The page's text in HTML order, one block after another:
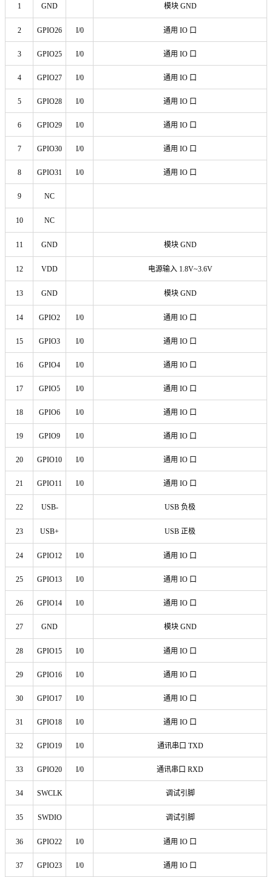
1 GND 模块 GND
2 GPIO26 I/0 通用 IO 口
3 GPIO25 I/0 通用 IO 口
4 GPIO27 I/0 通用 IO 口
5 GPIO28 I/0 通用 IO 口
6 GPIO29 I/0 通用 IO 口
7 GPIO30 I/0 通用 IO 口
8 GPIO31 I/0 通用 IO 口
9 NC
10 NC
11 GND 模块 GND
12 VDD 电源输入 1.8V~3.6V
13 GND 模块 GND
14 GPIO2 I/0 通用 IO 口
15 GPIO3 I/0 通用 IO 口
16 GPIO4 I/0 通用 IO 口
17 GPIO5 I/0 通用 IO 口
18 GPIO6 I/0 通用 IO 口
19 GPIO9 I/0 通用 IO 口
20 GPIO10 I/0 通用 IO 口
21 GPIO11 I/0 通用 IO 口
22 USB- USB 负极
23 USB+ USB 正极
24 GPIO12 I/0 通用 IO 口
25 GPIO13 I/0 通用 IO 口
26 GPIO14 I/0 通用 IO 口
27 GND 模块 GND
28 GPIO15 I/0 通用 IO 口
29 GPIO16 I/0 通用 IO 口
30 GPIO17 I/0 通用 IO 口
31 GPIO18 I/0 通用 IO 口
32 GPIO19 I/0 通讯串口 TXD
33 GPIO20 I/0 通讯串口 RXD
34 SWCLK 调试引脚
35 SWDIO 调试引脚
36 GPIO22 I/0 通用 IO 口
37 GPIO23 I/0 通用 IO 口